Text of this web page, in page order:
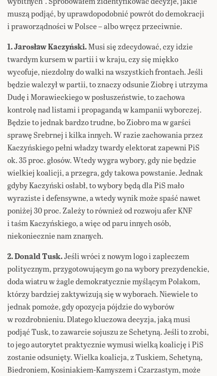
muszą podjąć, by uprawdopodobnić powrót do demokracji
i praworządności w Polsce – albo wręcz przeciwnie.
1. Jarosław Kaczyński.Musi się zdecydować, czy idzie
twardym kursem w partii i w kraju, czy się miękko
wycofuje, niezdolny do walki na wszystkich frontach. Jeśli
będzie walczył w partii, to znaczy odsunie Ziobrę i utrzyma
Dudę i Morawieckiego w posłuszeństwie, to zachowa
kontrolę nad listami i propagandą w kampanii wyborczej.
Będzie to jednak bardzo trudne, bo Ziobro ma w garści
sprawę Srebrnej i kilka innych. W razie zachowania przez
Kaczyńskiego pełni władzy twardy elektorat zapewni PiS
ok. 35 proc. głosów. Wtedy wygra wybory, gdy nie będzie
wielkiej koalicji, a przegra, gdy takowa powstanie. Jednak
gdyby Kaczyński osłabł, to wybory będą dla PiS mało
wyraziste i defensywne, a wtedy wynik może spaść nawet
poniżej 30 proc. Zależy to również od rozwoju afer KNF
i taśm Kaczyńskiego, a więc od paru innych osób,
niekoniecznie nam znanych.
2. Donald Tusk.Jeśli wróci z nowym logo i zapleczem
politycznym, przygotowującym go na wybory prezydenckie,
doda wiatru w żagle demokratycznie myślącym Polakom,
którzy bardziej zaktywizują się w wyborach. Niewiele to
jednak pomoże, gdy opozycja pójdzie do wyborów
w rozdrobnieniu. Dlatego kluczowa decyzja, jaką musi
podjąć Tusk, to zawarcie sojuszu ze Schetyną. Jeśli to zrobi,
to jego autorytet praktycznie wymusi wielką koalicję i PiS
zostanie odsunięty. Wielka koalicja, z Tuskiem, Schetyną,
Biedroniem, Kosiniakiem-Kamyszem i Czarzastym, może